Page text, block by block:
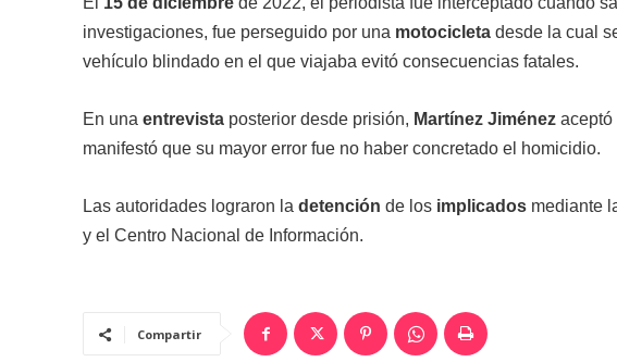
investigaciones, fue perseguido por una motocicleta desde la cual
vehículo blindado en el que viajaba evitó consecuencias fatales.
En una entrevista posterior desde prisión, Martínez Jiménez aceptó
manifestó que su mayor error fue no haber concretado el homicidio.
Las autoridades lograron la detención de los implicados mediante
y el Centro Nacional de Información.
Compartir